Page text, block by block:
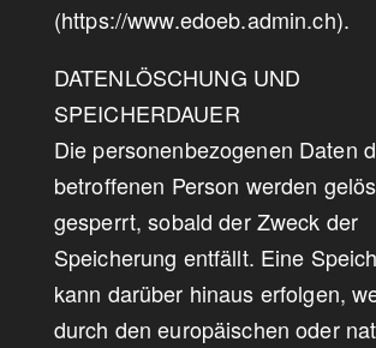
(https://www.edoeb.admin.ch).
DATENLÖSCHUNG UND
SPEICHERDAUER
Die personenbezogenen Daten
betroffenen Person werden
gesperrt, sobald der Zweck der
Speicherung entfällt. Eine
kann darüber hinaus erfolgen,
durch den europäischen oder